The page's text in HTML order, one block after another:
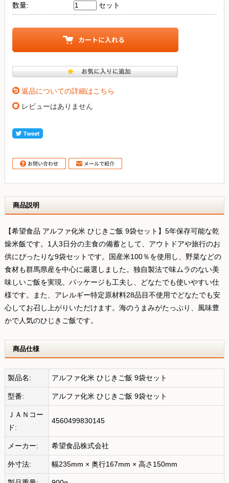
数量: セット
返品についての詳細はこちら
レビューはありません
商品説明
【希望食品 アルファ化米 ひじきご飯 9袋セット】5年保存可能な乾
燥米飯です。1人3日分の主食の備蓄として、アウトドアや旅行のお
供にぴったりな9袋セットです。国産米100％を使用し、野菜などの
食材も群馬県産を中心に厳選しました。独自製法で味ムラのない美
味しいご飯を実現。パッケージも工夫し、どなたでも使いやすい仕
様です。また、アレルギー特定原材料28品目不使用でどなたでも安
心してお召し上がりいただけます。海のうまみがたっぷり、風味豊
かで人気のひじきご飯です。
商品仕様
製品名: アルファ化米 ひじきご飯 9袋セット
型番: アルファ化米 ひじきご飯 9袋セット
ＪＡＮコー
ド:
4560499830145
メーカー: 希望食品株式会社
外寸法: 幅235mm × 奥行167mm × 高さ150mm